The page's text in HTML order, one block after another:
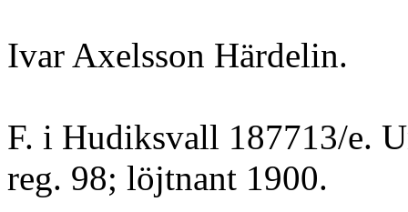
Ivar Axelsson Härdelin.
F. i Hudiksvall 187713/e.
reg. 98; löjtnant 1900.